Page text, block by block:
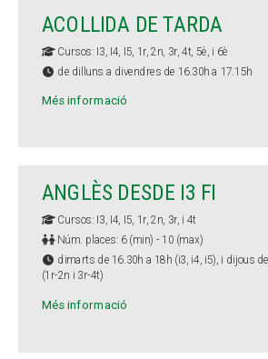
ACOLLIDA DE TARDA
Cursos: I3, I4, I5, 1r, 2n, 3r, 4t, 5è, i 6è
de dilluns a divendres de 16.30h a 17.15h
Més informació
ANGLÈS DESDE I3 FI
Cursos: I3, I4, I5, 1r, 2n, 3r, i 4t
Núm. places: 6 (min) - 10 (max)
dimarts de 16.30h a 18h (i3, i4, i5), i dijous
(1r-2n i 3r-4t)
Més informació